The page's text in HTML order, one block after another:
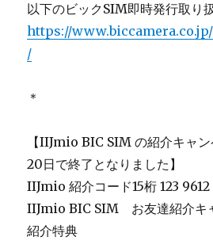
以下のビックSIM即時発行取り
https://
/
＊
【IIJmio BIC SIM の紹介キャ
20日で終了となりました】
IIJmio 紹介コード15桁 123 9612
IIJmio BIC SIM お友達紹介キ
紹介特典